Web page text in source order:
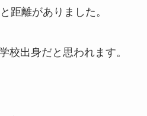
距離がありました。
校出身だと思われます。